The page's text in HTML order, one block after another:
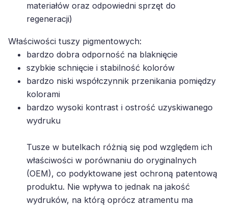
materiałów oraz odpowiedni sprzęt do
regeneracji)
Właściwości tuszy pigmentowych:
bardzo dobra odporność na blaknięcie
szybkie schnięcie i stabilność kolorów
bardzo niski współczynnik przenikania pomiędzy
kolorami
bardzo wysoki kontrast i ostrość uzyskiwanego
wydruku
Tusze w butelkach różnią się pod względem ich
właściwości w porównaniu do oryginalnych
(OEM), co podyktowane jest ochroną patentową
produktu. Nie wpływa to jednak na jakość
wydruków, na którą oprócz atramentu ma